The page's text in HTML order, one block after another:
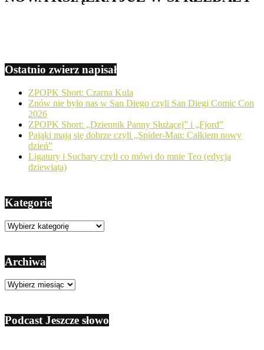
Ostatnio zwierz napisał
ZPOPK Short: Czarna Kula
Znów nie było nas w San Diego czyli San Diegi Comic Con
2026
ZPOPK Short: „Dziennik Panny Służącej” i „Fjord”
Pająki mają się dobrze czyli „Spider-Man: Całkiem nowy
dzień”
Ligatury i Suchary czyli co mówi do mnie Teo (edycja
dziewiąta)
Kategorie
Kategorie
Archiwa
Archiwa
Podcast Jeszcze słowo